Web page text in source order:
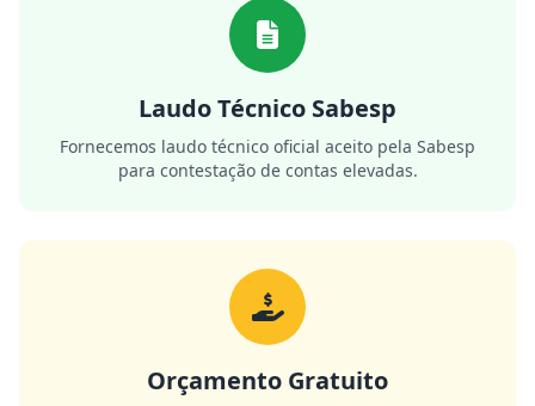
Laudo Técnico Sabesp
Fornecemos laudo técnico oficial aceito pela Sabesp
para contestação de contas elevadas.
Orçamento Gratuito